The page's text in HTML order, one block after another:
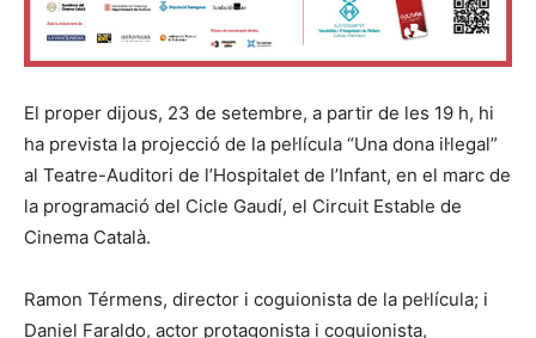
El proper dijous, 23 de setembre, a partir de les 19 h, hi
ha prevista la projecció de la pel·lícula “Una dona il·legal”
al Teatre-Auditori de l’Hospitalet de l’Infant, en el marc de
la programació del Cicle Gaudí, el Circuit Estable de
Cinema Català.
Ramon Térmens, director i coguionista de la pel·lícula; i
Daniel Faraldo, actor protagonista i coguionista,